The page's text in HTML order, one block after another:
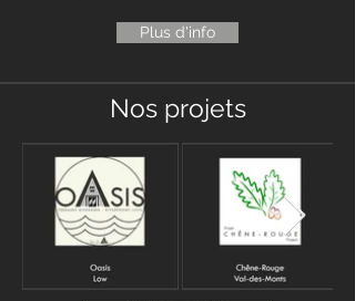
Plus d'info
Nos projets